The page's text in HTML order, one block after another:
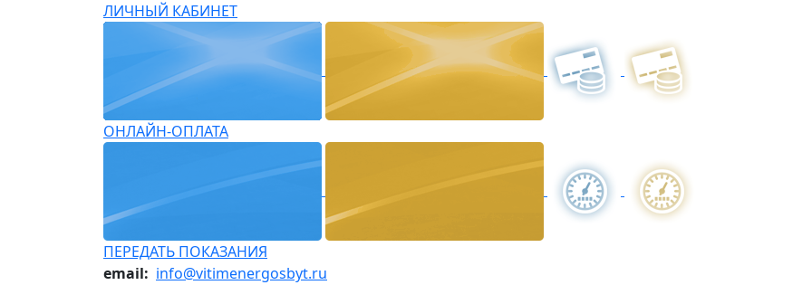
ЛИЧНЫЙ КАБИНЕТ
ОНЛАЙН-ОПЛАТА
ПЕРЕДАТЬ ПОКАЗАНИЯ
email: info@vitimenergosbyt.ru